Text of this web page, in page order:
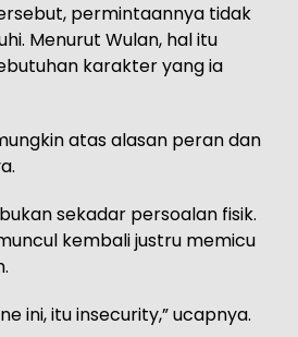
permintaannya tidak
Menurut Wulan, hal itu
karakter yang ia
atas alasan peran dan
sekadar persoalan fisik.
kembali justru memicu
ini, itu insecurity,” ucapnya.